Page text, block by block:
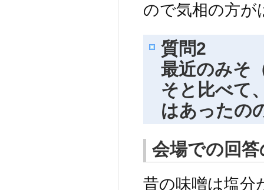
ので気相の方が
質問2
最近のみそ
そと比べて
はあったの
会場での回答
昔の味噌は塩分